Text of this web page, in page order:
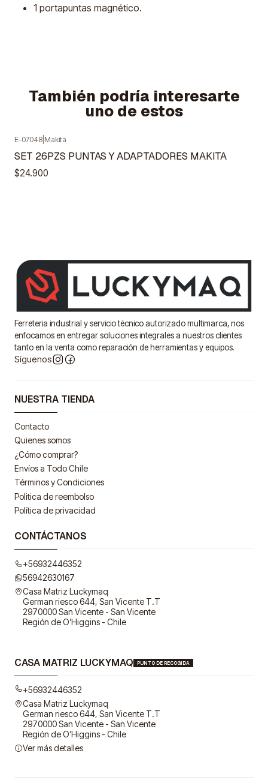
1 portapuntas magnético.
También podría interesarte
uno de estos
E-07048 Makita
SET 26PZS PUNTAS Y ADAPTADORES MAKITA
$24.900
Ferreteria industrial y servicio técnico autorizado multimarca, nos
enfocamos en entregar soluciones integrales a nuestros clientes
tanto en la venta como reparación de herramientas y equipos.
Síguenos
NUESTRA TIENDA
Contacto
Quienes somos
¿Cómo comprar?
Envíos a Todo Chile
Términos y Condiciones
Politica de reembolso
Política de privacidad
CONTÁCTANOS
+56932446352
56942630167
Casa Matriz Luckymaq
German riesco 644, San Vicente T.T
2970000 San Vicente - San Vicente
Región de O’Higgins - Chile
CASA MATRIZ LUCKYMAQ PUNTO DE RECOGIDA
+56932446352
Casa Matriz Luckymaq
German riesco 644, San Vicente T.T
2970000 San Vicente - San Vicente
Región de O’Higgins - Chile
Ver más detalles